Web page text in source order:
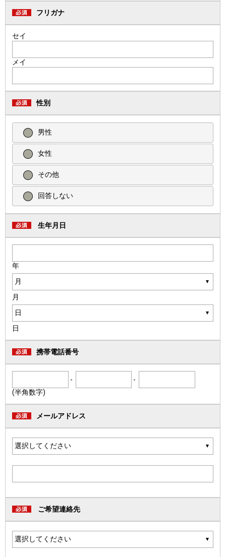
フリガナ
セイ
メイ
性別
男性
女性
その他
回答しない
生年月日
年
月
日
携帯電話番号
-
-
(半角数字)
メールアドレス
ご希望連絡先